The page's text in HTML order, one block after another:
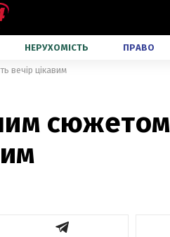
НЕРУХОМІСТЬ ПРАВО
вечір цікавим